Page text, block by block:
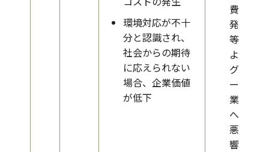
環境対応が不十
分と認識され、
社会からの期待
に応えられない
場合、企業価値
が低下
費用
発生
等に
よる
グル
ープ
業績
への
悪影
響